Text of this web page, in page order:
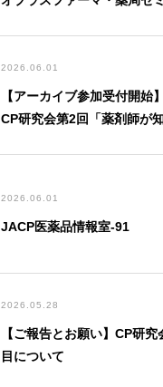
2026.06.01
【アーカイブ参加受付開始
CP研究会第2回「薬剤師が
2026.06.01
JACP医薬品情報室-91
2026.05.28
【ご報告とお願い】CP研究
目について